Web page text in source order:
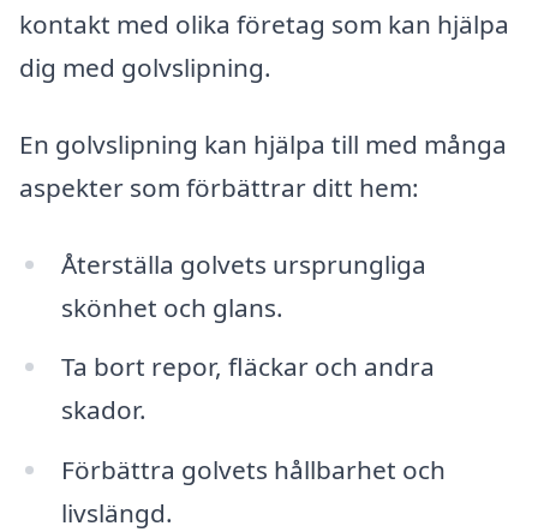
kontakt med olika företag som kan hjälpa
dig med golvslipning.
En golvslipning kan hjälpa till med många
aspekter som förbättrar ditt hem:
Återställa golvets ursprungliga
skönhet och glans.
Ta bort repor, fläckar och andra
skador.
Förbättra golvets hållbarhet och
livslängd.